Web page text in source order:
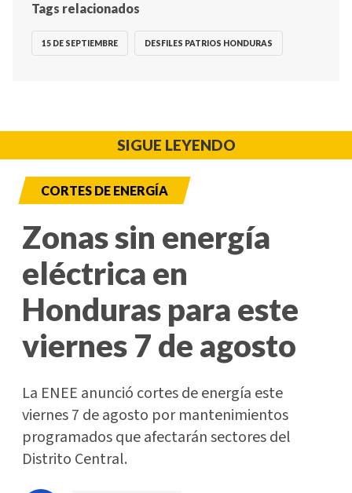
Tags relacionados
15 DE SEPTIEMBRE DESFILES PATRIOS HONDURAS
SIGUE LEYENDO
CORTES DE ENERGÍA
Zonas sin energía
eléctrica en
Honduras para este
viernes 7 de agosto
La ENEE anunció cortes de energía este
viernes 7 de agosto por mantenimientos
programados que afectarán sectores del
Distrito Central.